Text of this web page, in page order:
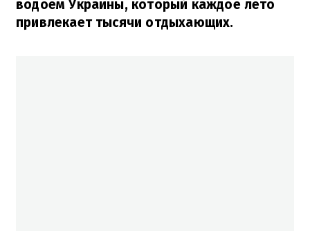
водоем Украины, который каждое лето
привлекает тысячи отдыхающих.